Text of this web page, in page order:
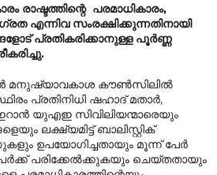
രാഷ്ടത്തിന്റെ പരമാധികാരം,
എന്നിവ സംരക്ഷിക്കുന്നതിനായി
പ്രതികരിക്കാനുള്ള പൂർണ്ണ
മനുഷ്യാവകാശ കൗൺസിലിൽ
പ്രതിനിധി ഷഹാദ് മതാർ,
യുഎഇ സിവിലിയന്മാരെയും
ലക്ഷ്യമിട്ട് ബാലിസ്റ്റിക്
ഉപയോഗിച്ചതായും മൂന്ന് പേർ
പരിക്കേൽക്കുകയും ചെയ്തതായും